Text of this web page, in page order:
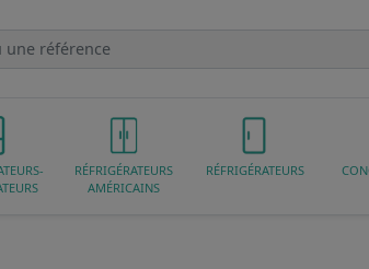
RÉFRIGÉRATEURS
AMÉRICAINS
RÉFRIGÉRATEURS